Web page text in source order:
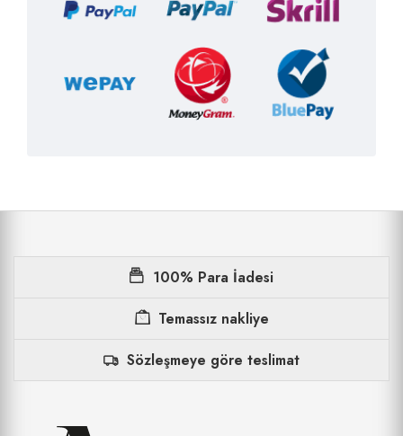
100% Para İadesi
Temassız nakliye
Sözleşmeye göre teslimat